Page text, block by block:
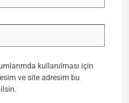
kullanılması için
ve site adresim bu